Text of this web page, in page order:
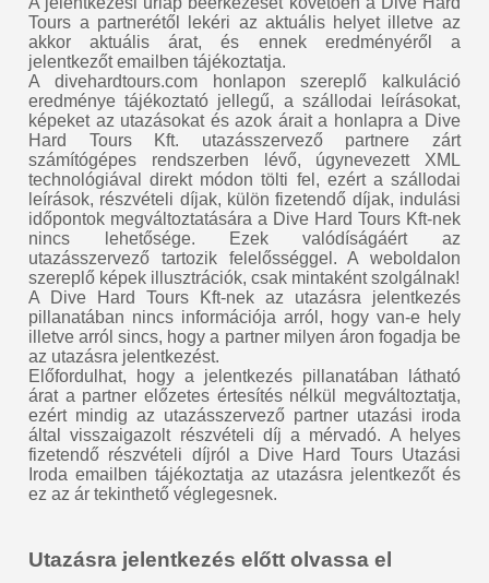
Tours a partnerétől lekéri az aktuális helyet illetve az
akkor aktuális árat, és ennek eredményéről a
jelentkezőt emailben tájékoztatja.
A divehardtours.com honlapon szereplő kalkuláció
eredménye tájékoztató jellegű, a szállodai leírásokat,
képeket az utazásokat és azok árait a honlapra a Dive
Hard Tours Kft. utazásszervező partnere zárt
számítógépes rendszerben lévő, úgynevezett XML
technológiával direkt módon tölti fel, ezért a szállodai
leírások, részvételi díjak, külön fizetendő díjak, indulási
időpontok megváltoztatására a Dive Hard Tours Kft-nek
nincs lehetősége. Ezek valódíságáért az
utazásszervező tartozik felelősséggel. A weboldalon
szereplő képek illusztrációk, csak mintaként szolgálnak!
A Dive Hard Tours Kft-nek az utazásra jelentkezés
pillanatában nincs információja arról, hogy van-e hely
illetve arról sincs, hogy a partner milyen áron fogadja be
az utazásra jelentkezést.
Előfordulhat, hogy a jelentkezés pillanatában látható
árat a partner előzetes értesítés nélkül megváltoztatja,
ezért mindig az utazásszervező partner utazási iroda
által visszaigazolt részvételi díj a mérvadó. A helyes
fizetendő részvételi díjról a Dive Hard Tours Utazási
Iroda emailben tájékoztatja az utazásra jelentkezőt és
ez az ár tekinthető véglegesnek.
Utazásra jelentkezés előtt olvassa el